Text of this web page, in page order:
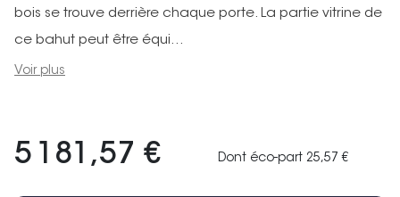
bois se trouve derrière chaque porte. La partie vitrine de
ce bahut peut être équi...
Voir plus
5 181,57 € Dont éco-part 25,57 €